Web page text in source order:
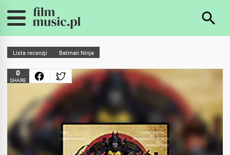
Lista recenzji Batman Ninja
0
SHARE